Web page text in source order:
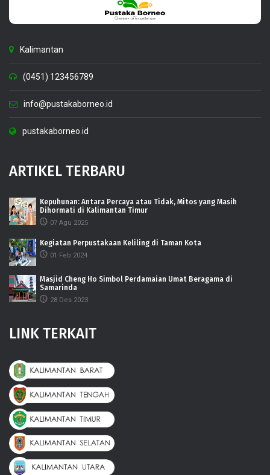
Kalimantan
(0451) 123456789
info@pustakaborneo.id
pustakaborneo.id
ARTIKEL TERBARU
Kepuhunan: Antara Percaya atau Tidak, Mitos yang Masih
Dihormati di Kalimantan Timur
07 Agu 2025
Kegiatan Perpustakaan Keliling di Taman Kota
01 Feb 2024
Masjid Cheng Ho Simbol Perdamaian Umat Beragama di
Samarinda
28 Des 2023
LINK TERKAIT